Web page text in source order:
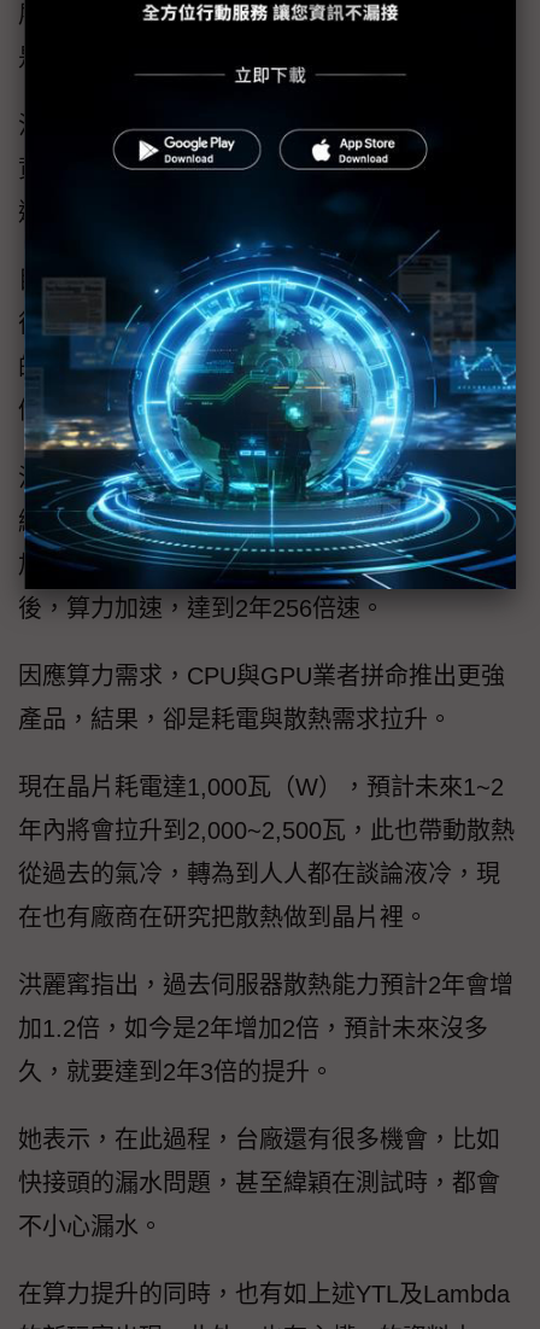
展，其次為新的市場玩家及新市場出現，最後
是伺服器供應鏈的服務範疇擴大。
洪麗寗指出，之前大家還在擔憂那家CSP不蓋
資料中心或取消租約，影響市場需求，所幸上
週CSP大廠的法說會打破大家誤解。
目前各界估計，2024年的成長幅度最明顯，之
後仍會成長，只是幅度減緩，然2023~2028年
的AI伺服器市場規模年複合成長率（CAGR），
仍可達23%。
洪麗寗指出，AI模型愈來愈大，算力需求也持
續拉升，在Transformer模型出現之前，算力增
加速度是2年8倍速，然在Transformer模型出現
後，算力加速，達到2年256倍速。
因應算力需求，CPU與GPU業者拼命推出更強
產品，結果，卻是耗電與散熱需求拉升。
現在晶片耗電達1,000瓦（W），預計未來1~2
年內將會拉升到2,000~2,500瓦，此也帶動散熱
從過去的氣冷，轉為到人人都在談論液冷，現
在也有廠商在研究把散熱做到晶片裡。
洪麗寗指出，過去伺服器散熱能力預計2年會增
加1.2倍，如今是2年增加2倍，預計未來沒多
久，就要達到2年3倍的提升。
她表示，在此過程，台廠還有很多機會，比如
快接頭的漏水問題，甚至緯穎在測試時，都會
不小心漏水。
在算力提升的同時，也有如上述YTL及Lambda